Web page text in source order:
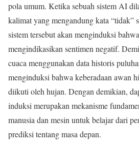
pola umum. Ketika sebuah sistem AI
kalimat yang mengandung kata “tidak”
sistem tersebut akan menginduksi
mengindikasikan sentimen negatif.
cuaca menggunakan data historis
menginduksi bahwa keberadaan awan
diikuti oleh hujan. Dengan demikian,
induksi merupakan mekanisme
manusia dan mesin untuk belajar dari
prediksi tentang masa depan.